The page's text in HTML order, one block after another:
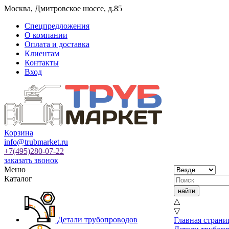
Москва, Дмитровское шоссе, д.85
Спецпредложения
О компании
Оплата и доставка
Клиентам
Контакты
Вход
Корзина
info@trubmarket.ru
+7(495)280-07-22
заказать звонок
Меню
Каталог
Детали трубопроводов
△
▽
Главная